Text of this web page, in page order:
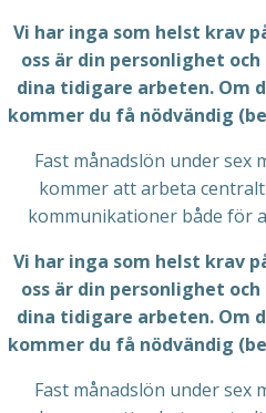
Vi har inga som helst krav
oss är din personlighet
dina tidigare arbeten. Om
kommer du få nödvändig
Fast månadslön under sex
kommer att arbeta
kommunikationer både för
Vi har inga som helst krav
oss är din personlighet
dina tidigare arbeten. Om
kommer du få nödvändig
Fast månadslön under sex